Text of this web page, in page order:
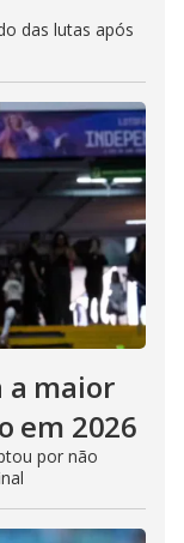
das lutas após
a maior
em 2026
por não